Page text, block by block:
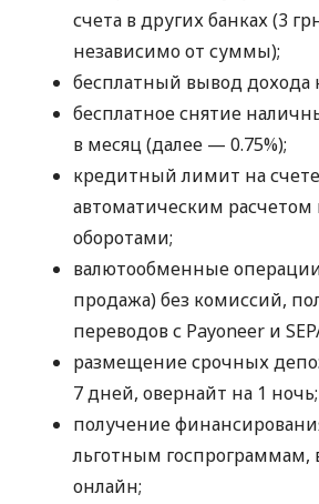
счета в других банках (3
независимо от суммы);
бесплатный вывод дохода
бесплатное снятие
в месяц (далее — 0.75%);
кредитный лимит на
автоматическим расчетом
оборотами;
валютообменные
продажа) без комиссий,
переводов с Payoneer и
размещение срочных
7 дней, овернайт на 1 ночь;
получение
льготным госпрограммам,
онлайн;